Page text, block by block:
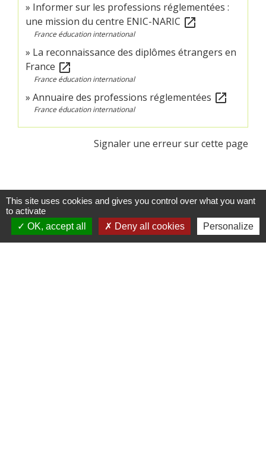
Informer sur les professions réglementées :
une mission du centre ENIC-NARIC open_in_new
France éducation international
La reconnaissance des diplômes étrangers en
France open_in_new
France éducation international
Annuaire des professions réglementées open_in_new
France éducation international
Signaler une erreur sur cette page
Contacts
Commune de Crédin
This site uses cookies and gives you control over what you want
to activate
OK, accept all
Deny all cookies Personalize